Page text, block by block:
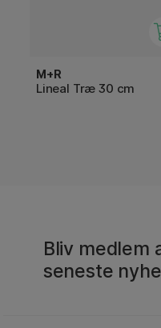
M+R
Lineal Træ 30 cm
Bliv medlem
seneste